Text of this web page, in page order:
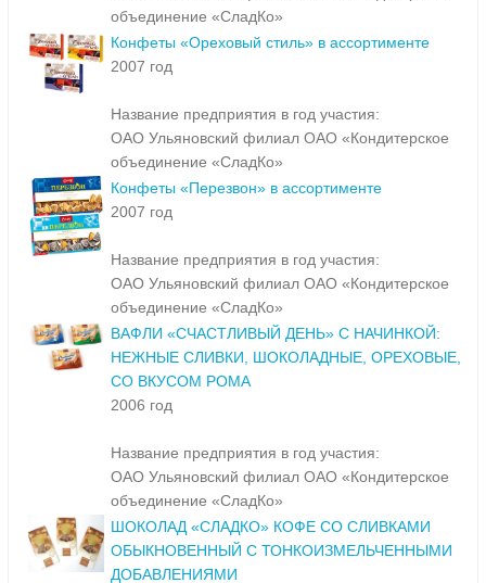
объединение «СладКо»
Конфеты «Ореховый стиль» в ассортименте
2007 год
Название предприятия в год участия:
ОАО Ульяновский филиал ОАО «Кондитерское
объединение «СладКо»
Конфеты «Перезвон» в ассортименте
2007 год
Название предприятия в год участия:
ОАО Ульяновский филиал ОАО «Кондитерское
объединение «СладКо»
ВАФЛИ «СЧАСТЛИВЫЙ ДЕНЬ» С НАЧИНКОЙ:
НЕЖНЫЕ СЛИВКИ, ШОКОЛАДНЫЕ, ОРЕХОВЫЕ,
СО ВКУСОМ РОМА
2006 год
Название предприятия в год участия:
ОАО Ульяновский филиал ОАО «Кондитерское
объединение «СладКо»
ШОКОЛАД «СЛАДКО» КОФЕ СО СЛИВКАМИ
ОБЫКНОВЕННЫЙ С ТОНКОИЗМЕЛЬЧЕННЫМИ
ДОБАВЛЕНИЯМИ